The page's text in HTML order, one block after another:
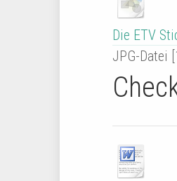
Die ETV
JPG-Datei